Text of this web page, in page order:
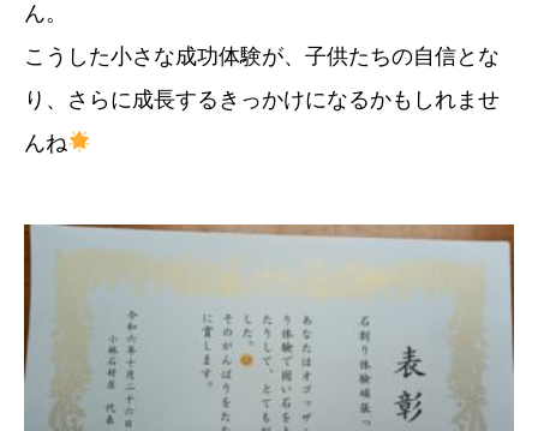
ん。
こうした小さな成功体験が、子供たちの自信とな
り、さらに成長するきっかけになるかもしれませ
んね